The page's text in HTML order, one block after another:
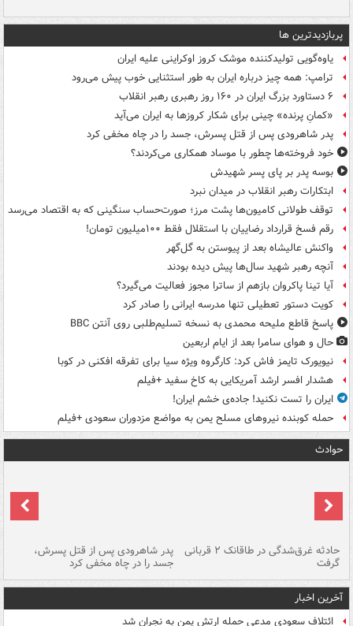
پربازدیدترین ها
یاوه‌گویی تولیدکننده موشک کروز اوکراینی علیه ایران
ترامپ: همه چیز درباره ایران به طور استثنایی خوب پیش می‌رود
۶ دستاورد بزرگ ایران در ۱۶۰ روز رهبری رهبر انقلاب
«کمانِ پرنده» چینی برای شکار کروزها به ایران می‌آید
پدر شاهرودی پس از قتل پسرش، جسد را در چاه مخفی کرد
خود فروخته‌ها چطور با موساد همکاری می‌کردند؟
بوسه‌ پدر بر پای پسر شهیدش
ابتکارات رهبر انقلاب در میدان نبرد
توقف طولانی کامیون‌ها پشت مرز؛ صورت‌حساب سنگینی که به اقتصاد می‌رسد
رقم فسخ قرارداد رضاییان با استقلال فقط ۱۰۰میلیون تومان!
واکنش عالیشاه بعد از پیوستن به گل‌گهر
آنچه رهبر شهید سال‌ها پیش دیده بودند
آیا تینا پاکروان بازهم از ساترا مجوز فعالیت می‌گیرد؟
کویت دستور تعطیلی تنها مدرسه ایرانی را صادر کرد
پاسخ قاطع ملیحه محمدی به نسخه تسلیم‌طلبی روی آنتن BBC
حال و هوای سامرا بعد از ایام اربعین
نیویورک تایمز فاش کرد: کارگروه ویژه سیا برای تفرقه افکنی در کوبا
هشدار افسر ارشد آمریکایی به کاخ سفید +فیلم
ایران را تست نکنید! جاده‌ی خشم ایران!
حمله کوبنده نیروهای مسلح یمن به مواضع مزدوران سعودی +فیلم
حوادث
حادثه غرق‌شدگی در طاقانک ۲ قربانی
گرفت
پدر شاهرودی پس از قتل پسرش،
جسد را در چاه مخفی کرد
آخرین اخبار
ائتلاف سعودی مدعی حمله ارتش یمن به نجران شد